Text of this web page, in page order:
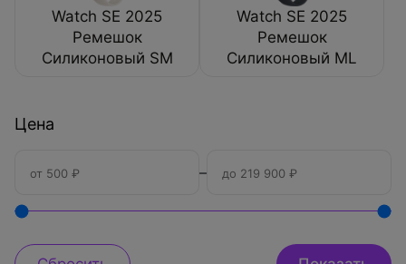
Watch SE 2025
Ремешок
Силиконовый SM
Watch SE 2025
Ремешок
Силиконовый ML
Цена
–